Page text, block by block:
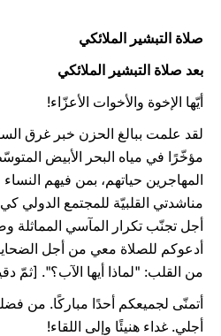
صلاة التبشير الملائكي
بعد صلاة التبشير الملائكي
أيّها الإخوة والأخوات الأعزّاء!
لقد علمت ببالغ الحزن خبر غرق
مؤخّرًا في مياه البحر الأبيض
المهاجرين حياتهم، بمن فيهم
مناشدتي القلبيّة للمجتمع
أجل تجنّب تكرار المآسي المماثلة
أدعوكم للصلاة معي من أجل
من القلب: "لماذا أيها الآب؟". [ثمّ
أتمنّى لجميعكم أحدًا مباركًا. من
أجلي. غداء هنيئًا وإلى اللقاء!